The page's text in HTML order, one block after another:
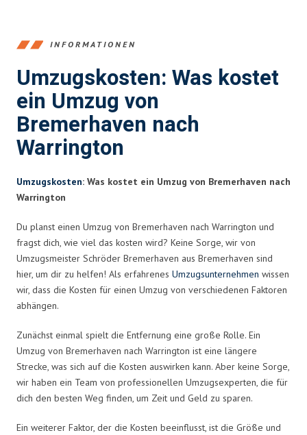
INFORMATIONEN
Umzugskosten: Was kostet
ein Umzug von
Bremerhaven nach
Warrington
Umzugskosten: Was kostet ein Umzug von Bremerhaven nach
Warrington
Du planst einen Umzug von Bremerhaven nach Warrington und
fragst dich, wie viel das kosten wird? Keine Sorge, wir von
Umzugsmeister Schröder Bremerhaven aus Bremerhaven sind
hier, um dir zu helfen! Als erfahrenes Umzugsunternehmen wissen
wir, dass die Kosten für einen Umzug von verschiedenen Faktoren
abhängen.
Zunächst einmal spielt die Entfernung eine große Rolle. Ein
Umzug von Bremerhaven nach Warrington ist eine längere
Strecke, was sich auf die Kosten auswirken kann. Aber keine Sorge,
wir haben ein Team von professionellen Umzugsexperten, die für
dich den besten Weg finden, um Zeit und Geld zu sparen.
Ein weiterer Faktor, der die Kosten beeinflusst, ist die Größe und